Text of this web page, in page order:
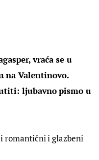
vraća se u
na Valentinovo.
ljubavno pismo u
romantični i glazbeni